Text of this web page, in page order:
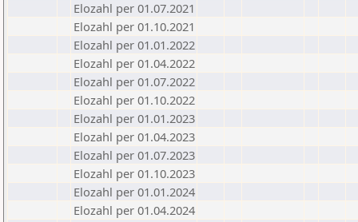
Elozahl per 01.07.2021
Elozahl per 01.10.2021
Elozahl per 01.01.2022
Elozahl per 01.04.2022
Elozahl per 01.07.2022
Elozahl per 01.10.2022
Elozahl per 01.01.2023
Elozahl per 01.04.2023
Elozahl per 01.07.2023
Elozahl per 01.10.2023
Elozahl per 01.01.2024
Elozahl per 01.04.2024